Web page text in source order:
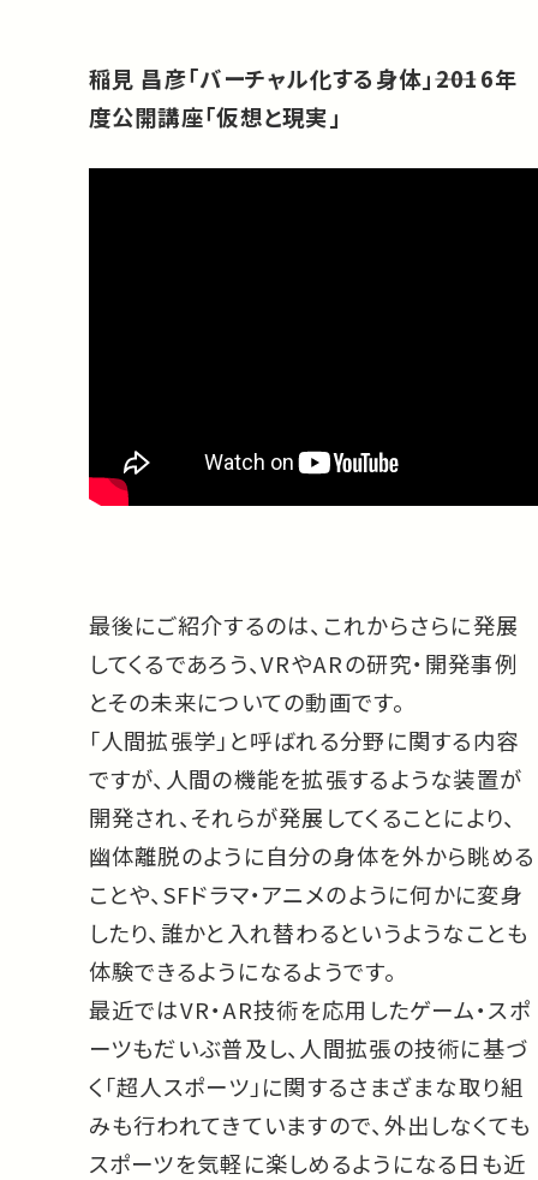
稲見 昌彦「バーチャル化する身体」――2016年
度公開講座「仮想と現実」
最後にご紹介するのは、これからさらに発展
してくるであろう、VRやARの研究・開発事例
とその未来についての動画です。
「人間拡張学」と呼ばれる分野に関する内容
ですが、人間の機能を拡張するような装置が
開発され、それらが発展してくることにより、
幽体離脱のように自分の身体を外から眺める
ことや、SFドラマ・アニメのように何かに変身
したり、誰かと入れ替わるというようなことも
体験できるようになるようです。
最近ではVR・AR技術を応用したゲーム・スポ
ーツもだいぶ普及し、人間拡張の技術に基づ
く「超人スポーツ」に関するさまざまな取り組
みも行われてきていますので、外出しなくても
スポーツを気軽に楽しめるようになる日も近